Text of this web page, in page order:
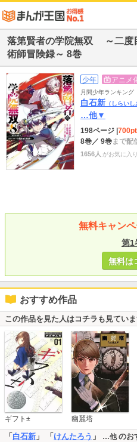
落第賢者の学院無双 ～二度
術師冒険録～ 8巻
少年 アニメ
月間少年ランキング
白石新 （しらいし
…他▼
198ページ 700pt
8巻／ 9巻まで配
1656人 がお気に入
無料キャン
第1
無料は
おすすめ作品
この作品を見た人はコチラも見てい
ギフト± 幽麗塔
「 白石新 」 「 けんたろう 」 …他のお